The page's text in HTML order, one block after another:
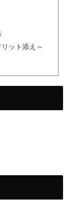
ット添え～